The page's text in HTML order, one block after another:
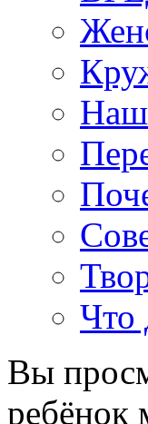
Что
Вы
ребёнок